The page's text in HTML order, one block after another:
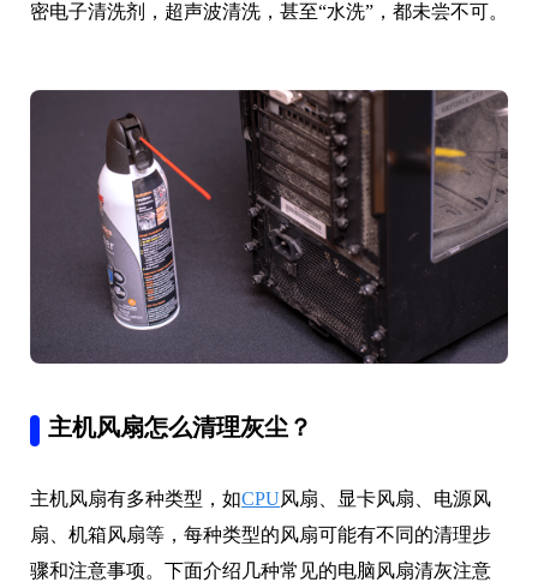
密电子清洗剂，超声波清洗，甚至“水洗”，都未尝不可。
主机风扇怎么清理灰尘？
主机风扇有多种类型，如CPU风扇、显卡风扇、电源风
扇、机箱风扇等，每种类型的风扇可能有不同的清理步
骤和注意事项。下面介绍几种常见的电脑风扇清灰注意